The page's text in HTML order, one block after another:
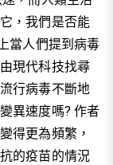
，我們是否能
當人們提到病毒
現代科技找尋
行病毒不斷地
異速度嗎? 作者
得更為頻繁，
的疫苗的情況